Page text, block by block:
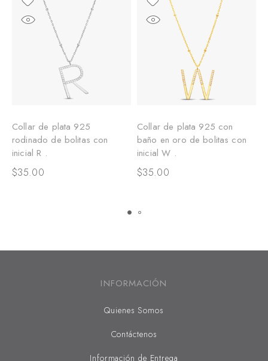
Collar de plata 925
rodinado de bolitas con
inicial R .
$35.00
Collar de plata 925 con
baño en oro de bolitas con
inicial W .
$35.00
INFORMACIÓN
Quienes Somos
Contáctenos
Información de Entrega